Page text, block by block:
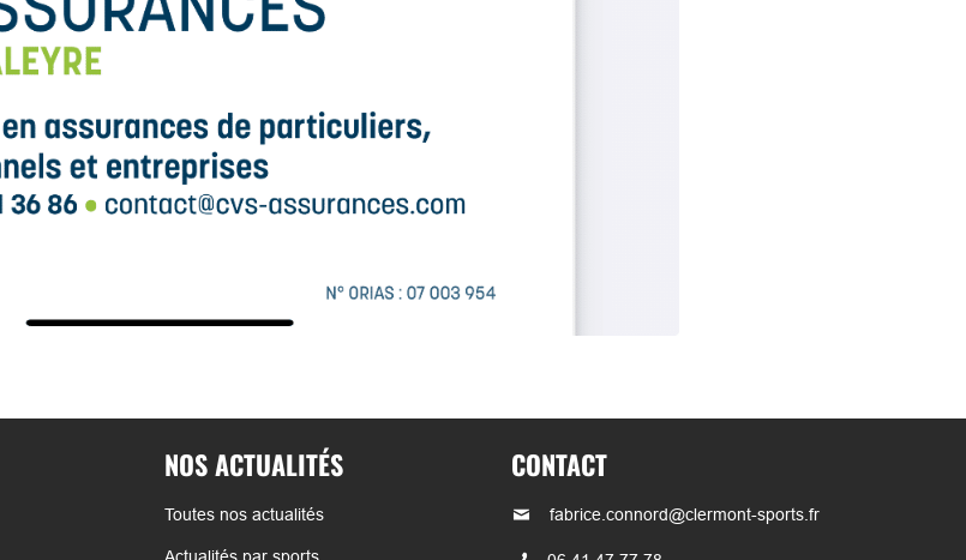
NOS ACTUALITÉS
Toutes nos actualités
Actualités par sports
CONTACT
fabrice.connord@clermont-sports.fr